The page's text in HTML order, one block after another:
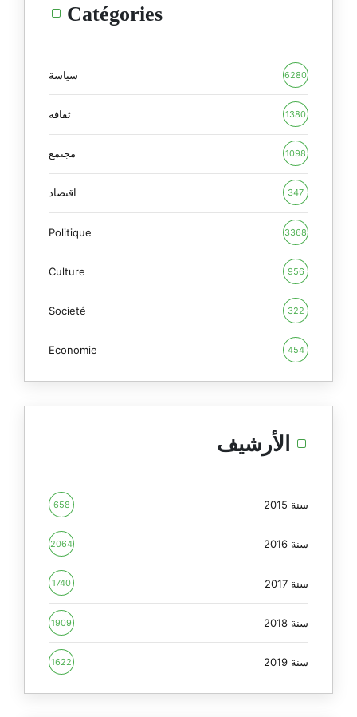
Catégories
سياسة 6280
ثقافة 1380
مجتمع 1098
اقتصاد 347
Politique 3368
Culture 956
Societé 322
Economie 454
الأرشيف
سنة 2015 658
سنة 2016 2064
سنة 2017 1740
سنة 2018 1909
سنة 2019 1622